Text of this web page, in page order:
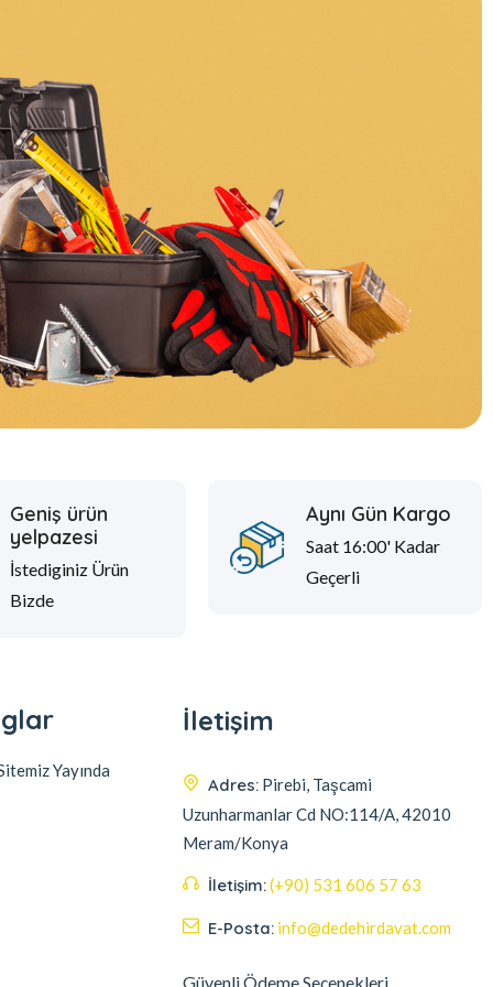
Geniş ürün
yelpazesi
İstediginiz Ürün
Bizde
Aynı Gün Kargo
Saat 16:00' Kadar
Geçerli
Yayında
İletişim
Adres: Pirebi, Taşcami
Uzunharmanlar Cd NO:114/A, 42010
Meram/Konya
İletişim:(+90) 531 606 57 63
E-Posta: info@dedehirdavat.com
Güvenli Ödeme Seçenekleri